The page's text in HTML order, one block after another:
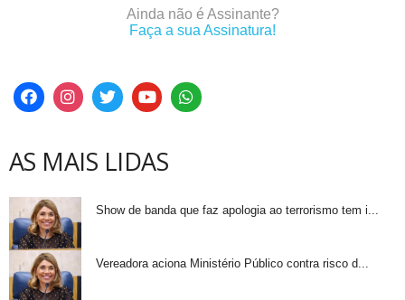
Ainda não é Assinante?
Faça a sua Assinatura!
AS MAIS LIDAS
Show de banda que faz apologia ao terrorismo tem i...
Vereadora aciona Ministério Público contra risco d...